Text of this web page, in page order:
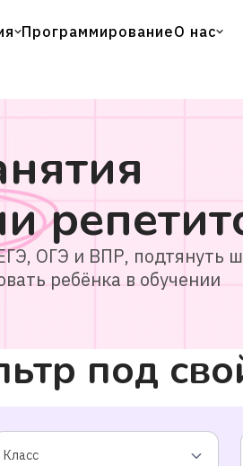
ПрограммированиеО нас
ОГЭ и ВПР, подтянуть
ребёнка в обучении
под
Класс